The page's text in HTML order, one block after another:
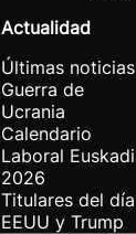
Actualidad
Últimas noticias
Guerra de
Ucrania
Calendario
Laboral Euskadi
2026
Titulares del día
EEUU y Trump